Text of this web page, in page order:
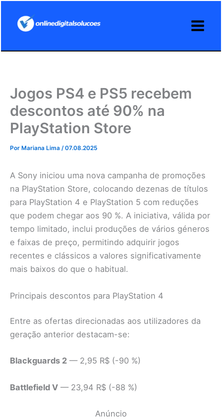
Jogos PS4 e PS5 recebem
descontos até 90% na
PlayStation Store
Por Mariana Lima /07.08.2025
A Sony iniciou uma nova campanha de promoções
na PlayStation Store, colocando dezenas de títulos
para PlayStation 4 e PlayStation 5 com reduções
que podem chegar aos 90 %. A iniciativa, válida por
tempo limitado, inclui produções de vários géneros
e faixas de preço, permitindo adquirir jogos
recentes e clássicos a valores significativamente
mais baixos do que o habitual.
Principais descontos para PlayStation 4
Entre as ofertas direcionadas aos utilizadores da
geração anterior destacam-se:
Blackguards 2 — 2,95 R$ (-90 %)
Battlefield V — 23,94 R$ (-88 %)
Anúncio